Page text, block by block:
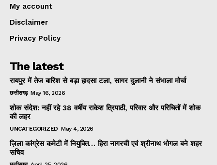
My account
Disclaimer
Privacy Policy
The latest
रायपुर में तेज बारिश से बड़ा हादसा टला, सागर दुलानी ने संभाला मोर्चा
छत्तीसगढ़ May 16, 2026
शोक संदेश: नहीं रहे 38 वर्षीय राकेश त्रिपाठी, परिवार और परिचितों में शोक
की लहर
UNCATEGORIZED May 4, 2026
ज़िला कांग्रेस कमेटी में नियुक्ति… हिरा नागरची एवं श्रीनाथ भोगल बने शहर
सचिव